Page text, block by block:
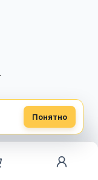
данныхПонятно